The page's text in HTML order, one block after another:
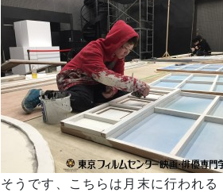
そうです、こちらは月末に行われる